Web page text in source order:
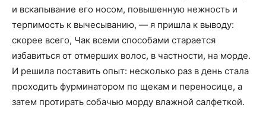
и вскапывание его носом, повышенную нежность и
терпимость к вычесыванию, — я пришла к выводу:
скорее всего, Чак всеми способами старается
избавиться от отмерших волос, в частности, на морде.
И решила поставить опыт: несколько раз в день стала
проходить фурминатором по щекам и переносице, а
затем протирать собачью морду влажной салфеткой.